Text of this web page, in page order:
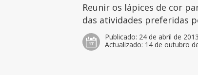
Reunir os lápices de cor
das atividades preferidas
Publicado: 24 de abril de 2013
Actualizado: 14 de outubro